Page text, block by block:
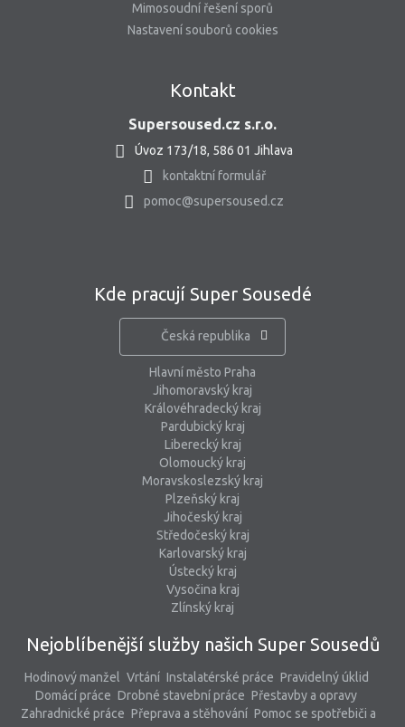
Mimosoudní řešení sporů
Nastavení souborů cookies
Kontakt
Supersoused.cz s.r.o.
Úvoz 173/18, 586 01 Jihlava
kontaktní formulář
pomoc@supersoused.cz
Kde pracují Super Sousedé
Česká republika
Hlavní město Praha
Jihomoravský kraj
Královéhradecký kraj
Pardubický kraj
Liberecký kraj
Olomoucký kraj
Moravskoslezský kraj
Plzeňský kraj
Jihočeský kraj
Středočeský kraj
Karlovarský kraj
Ústecký kraj
Vysočina kraj
Zlínský kraj
Nejoblíbenější služby našich Super Sousedů
Hodinový manžel Vrtání Instalatérské práce Pravidelný úklid
Domácí práce Drobné stavební práce Přestavby a opravy
Zahradnické práce Přeprava a stěhování Pomoc se spotřebiči a